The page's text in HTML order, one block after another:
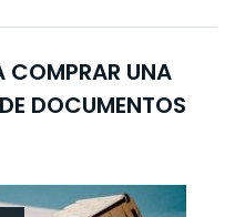
COMPRAR UNA
DOCUMENTOS